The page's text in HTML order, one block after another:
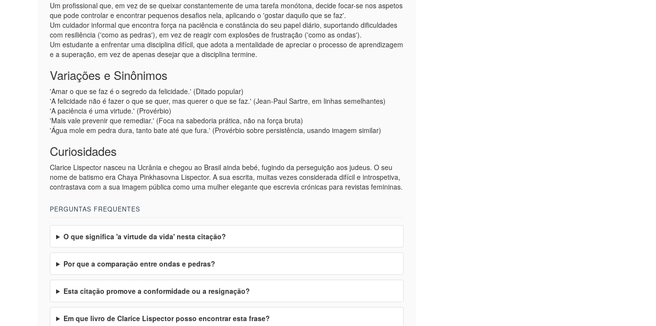
Um profissional que, em vez de se queixar constantemente de uma tarefa monótona, decide focar-se nos aspetos
que pode controlar e encontrar pequenos desafios nela, aplicando o 'gostar daquilo que se faz'.
Um cuidador informal que encontra força na paciência e constância do seu papel diário, suportando dificuldades
com resiliência ('como as pedras'), em vez de reagir com explosões de frustração ('como as ondas').
Um estudante a enfrentar uma disciplina difícil, que adota a mentalidade de apreciar o processo de aprendizagem
e a superação, em vez de apenas desejar que a disciplina termine.
Variações e Sinônimos
'Amar o que se faz é o segredo da felicidade.' (Ditado popular)
'A felicidade não é fazer o que se quer, mas querer o que se faz.' (Jean-Paul Sartre, em linhas semelhantes)
'A paciência é uma virtude.' (Provérbio)
'Mais vale prevenir que remediar.' (Foca na sabedoria prática, não na força bruta)
'Água mole em pedra dura, tanto bate até que fura.' (Provérbio sobre persistência, usando imagem similar)
Curiosidades
Clarice Lispector nasceu na Ucrânia e chegou ao Brasil ainda bebé, fugindo da perseguição aos judeus. O seu
nome de batismo era Chaya Pinkhasovna Lispector. A sua escrita, muitas vezes considerada difícil e introspetiva,
contrastava com a sua imagem pública como uma mulher elegante que escrevia crónicas para revistas femininas.
PERGUNTAS FREQUENTES
O que significa 'a virtude da vida' nesta citação?
Por que a comparação entre ondas e pedras?
Esta citação promove a conformidade ou a resignação?
Em que livro de Clarice Lispector posso encontrar esta frase?